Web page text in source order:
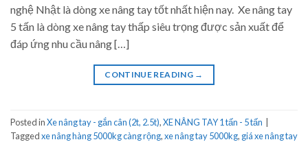
nghệ Nhật là dòng xe nâng tay tốt nhất hiện nay. Xe nâng tay
5 tấn là dòng xe nâng tay thấp siêu trọng được sản xuất để
đáp ứng nhu cầu nâng […]
CONTINUE READING →
Posted inXe nâng tay - gắn cân (2t, 2.5t),XE NÂNG TAY 1 tấn - 5 tấn |
Taggedxe nâng hàng 5000kg càng rộng,xe nâng tay 5000kg, giá xe nâng tay